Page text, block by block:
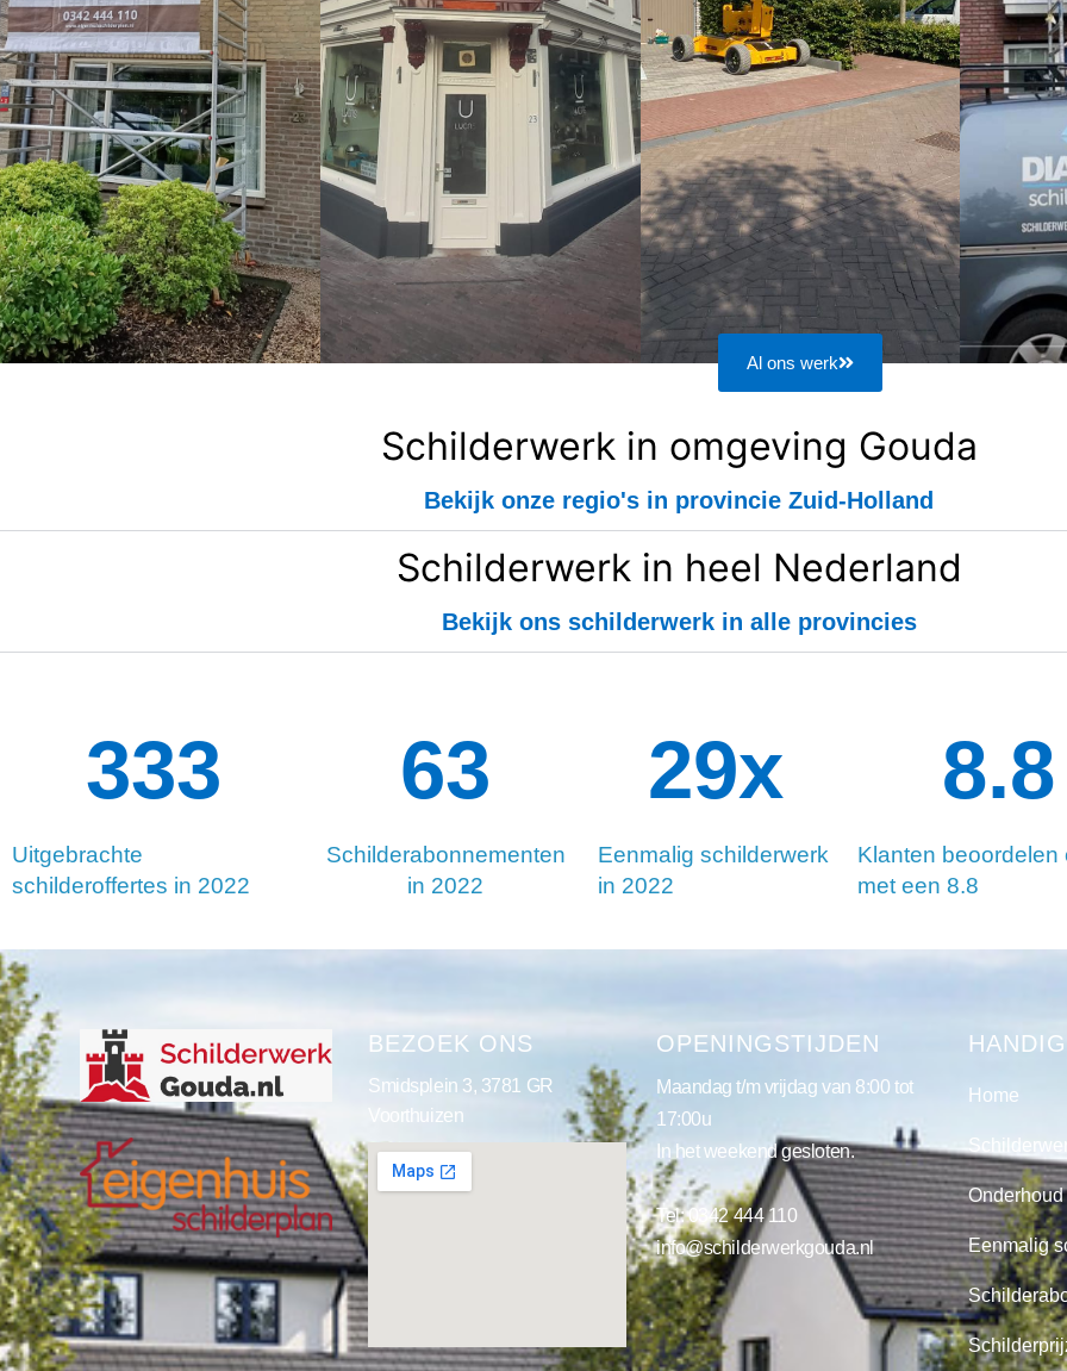
Al ons werk
Schilderwerk in omgeving Gouda
Bekijk onze regio's in provincie Zuid-Holland
Schilderwerk in heel Nederland
Bekijk ons schilderwerk in alle provincies
Uitgebrachte
schilderoffertes in 2022
334
Schilderabonnementen
in 2022
130
Eenmalig schilderwerk
in 2022
34x
Klanten beoordelen
met een 8.8
8.8
BEZOEK ONS
Smidsplein 3, 3781 GR
Voorthuizen
OPENINGSTIJDEN
Maandag t/m vrijdag van 8:00 tot
17:00u
In het weekend gesloten.
Tel:0342 444 110
info@schilderwerkgouda.nl
Home
Onderhoud
Eenmalig